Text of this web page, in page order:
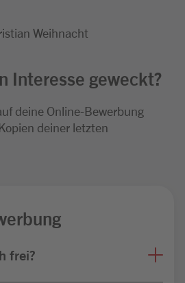
Weihnacht
Interesse geweckt?
deine Online-Bewerbung
deiner letzten
frei?